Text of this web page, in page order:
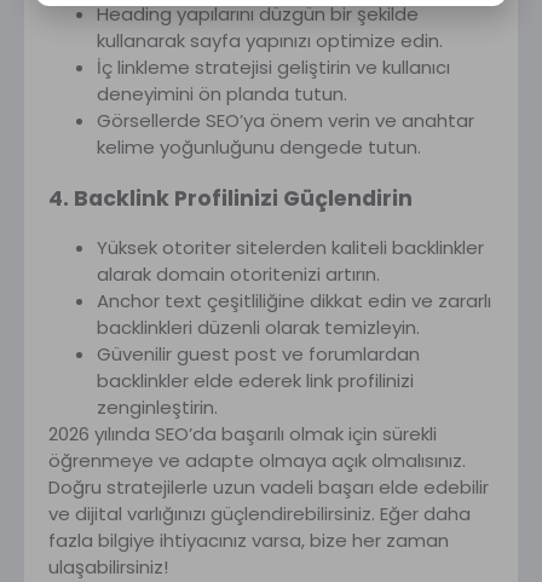
Heading yapılarını düzgün bir şekilde
kullanarak sayfa yapınızı optimize edin.
İç linkleme stratejisi geliştirin ve kullanıcı
deneyimini ön planda tutun.
Görsellerde SEO’ya önem verin ve anahtar
kelime yoğunluğunu dengede tutun.
4. Backlink Profilinizi Güçlendirin
Yüksek otoriter sitelerden kaliteli backlinkler
alarak domain otoritenizi artırın.
Anchor text çeşitliliğine dikkat edin ve zararlı
backlinkleri düzenli olarak temizleyin.
Güvenilir guest post ve forumlardan
backlinkler elde ederek link profilinizi
zenginleştirin.
2026 yılında SEO’da başarılı olmak için sürekli
öğrenmeye ve adapte olmaya açık olmalısınız.
Doğru stratejilerle uzun vadeli başarı elde edebilir
ve dijital varlığınızı güçlendirebilirsiniz. Eğer daha
fazla bilgiye ihtiyacınız varsa, bize her zaman
ulaşabilirsiniz!